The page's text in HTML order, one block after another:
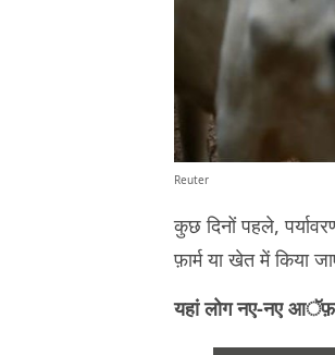
Reuter
कुछ दिनों पहले,
फ़ार्म या खेत में किया
यहां लोग नए-नए